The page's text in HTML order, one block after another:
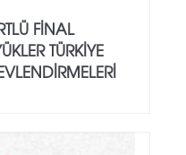
FINAL
TÜRKIYE